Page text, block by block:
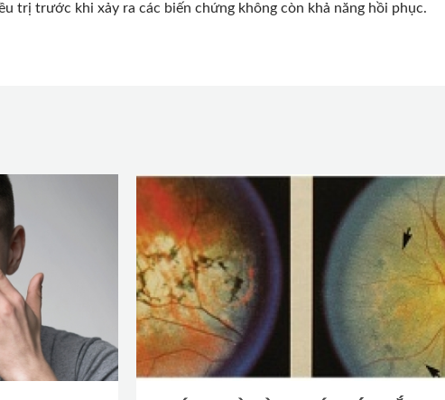
trị trước khi xảy ra các biến chứng không còn khả năng hồi phục.